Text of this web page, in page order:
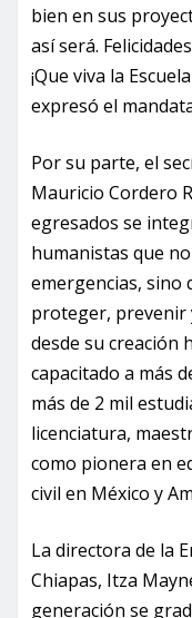
bien en sus
así será.
¡Que viva la
expresó el
Por su parte, el
Mauricio Cordero
egresados se
humanistas que
emergencias, sino
proteger, prevenir
desde su creación
capacitado a más
más de 2 mil
licenciatura,
como pionera en
civil en México y
La directora de la
Chiapas, Itza
generación se